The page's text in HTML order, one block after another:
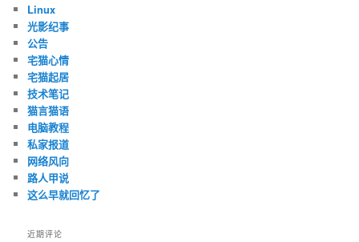
Linux
光影纪事
公告
宅猫心情
宅猫起居
技术笔记
猫言猫语
电脑教程
私家报道
网络风向
路人甲说
这么早就回忆了
近期评论